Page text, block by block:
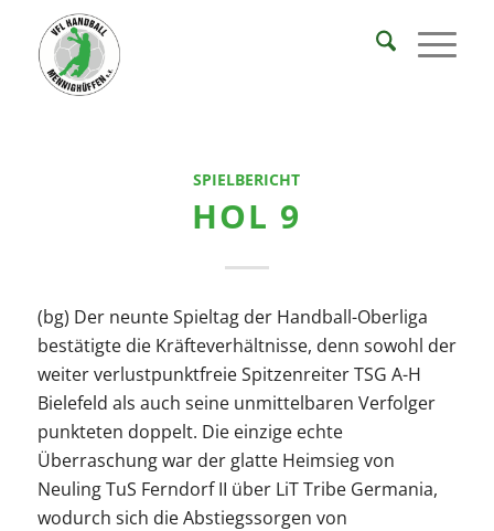
SPIELBERICHT
HOL 9
(bg) Der neunte Spieltag der Handball-Oberliga
bestätigte die Kräfteverhältnisse, denn sowohl der
weiter verlustpunktfreie Spitzenreiter TSG A-H
Bielefeld als auch seine unmittelbaren Verfolger
punkteten doppelt. Die einzige echte
Überraschung war der glatte Heimsieg von
Neuling TuS Ferndorf II über LiT Tribe Germania,
wodurch sich die Abstiegssorgen von